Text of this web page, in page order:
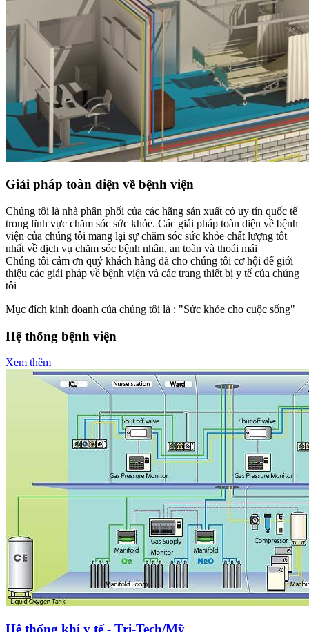
Giải pháp toàn diện về bệnh viện
Chúng tôi là nhà phân phối của các hãng sản xuất có uy tín quốc tế
trong lĩnh vực chăm sóc sức khỏe. Các giải pháp toàn diện về bệnh
viện của chúng tôi mang lại sự chăm sóc sức khỏe chất lượng tốt
nhất về dịch vụ chăm sóc bệnh nhân, an toàn và thoái mái
Chúng tôi cảm ơn quý khách hàng đã cho chúng tôi cơ hội để giới
thiệu các giải pháp về bệnh viện và các trang thiết bị y tế của chúng
tôi
Mục đích kinh doanh của chúng tôi là : "Sức khỏe cho cuộc sống"
Hệ thống bệnh viện
Xem thêm
Hệ thống khí y tế - Tri-Tech/Mỹ